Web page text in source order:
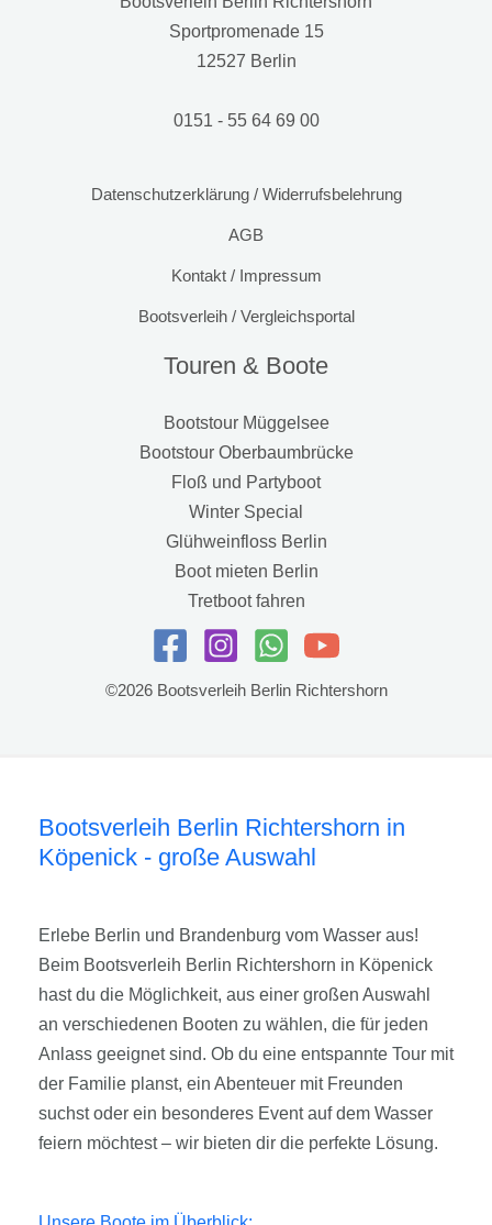
Sportpromenade 15
12527 Berlin
0151 - 55 64 69 00
Datenschutzerklärung / Widerrufsbelehrung
AGB
Kontakt / Impressum
Bootsverleih / Vergleichsportal
Touren & Boote
Bootstour Müggelsee
Bootstour Oberbaumbrücke
Floß und Partyboot
Winter Special
Glühweinfloss Berlin
Boot mieten Berlin
Tretboot fahren
©2026 Bootsverleih Berlin Richtershorn
Bootsverleih Berlin Richtershorn in
Köpenick - große Auswahl
Erlebe Berlin und Brandenburg vom Wasser aus!
Beim Bootsverleih Berlin Richtershorn in Köpenick
hast du die Möglichkeit, aus einer großen Auswahl
an verschiedenen Booten zu wählen, die für jeden
Anlass geeignet sind. Ob du eine entspannte Tour mit
der Familie planst, ein Abenteuer mit Freunden
suchst oder ein besonderes Event auf dem Wasser
feiern möchtest – wir bieten dir die perfekte Lösung.